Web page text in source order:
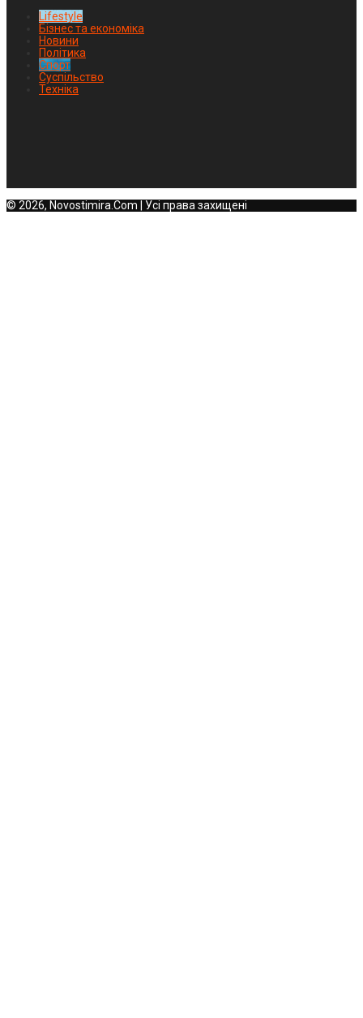
Lifestyle
Бізнес та економіка
Новини
Політика
Спорт
Суспільство
Техніка
© 2026, Novostimira.Com | Усі права захищені